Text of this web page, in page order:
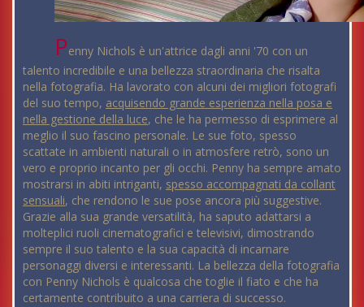
Penny Nichols è un'attrice dagli anni '70 con un
talento incredibile e una bellezza straordinaria che risalta
nella fotografia. Ha lavorato con alcuni dei migliori fotografi
del suo tempo, acquisendo grande esperienza nella posa e
nella gestione della luce, che le ha permesso di esprimere al
meglio il suo fascino personale. Le sue foto, spesso
scattate in ambienti naturali o in atmosfere retrò, sono un
vero e proprio incanto per gli occhi. Penny ha sempre amato
mostrarsi in abiti intriganti, spesso accompagnati da collant
sensuali, che rendono le sue pose ancora più suggestive.
Grazie alla sua grande versatilità, ha saputo adattarsi a
molteplici ruoli cinematografici e televisivi, dimostrando
sempre il suo talento e la sua capacità di incarnare
personaggi diversi e interessanti. La bellezza della fotografia
con Penny Nichols è qualcosa che toglie il fiato e che ha
certamente contribuito a una carriera di successo.